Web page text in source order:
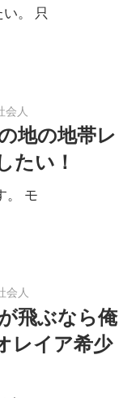
。 只
会人
地の地帯レ
たい！
。 モ
会人
が飛ぶなら俺
レイア希少